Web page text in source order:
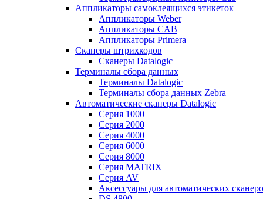
Аппликаторы самоклеящихся этикеток
Аппликаторы Weber
Аппликаторы CAB
Аппликаторы Primera
Сканеры штрихкодов
Сканеры Datalogic
Терминалы сбора данных
Терминалы Datalogic
Терминалы сбора данных Zebra
Автоматические сканеры Datalogic
Серия 1000
Серия 2000
Серия 4000
Серия 6000
Серия 8000
Серия MATRIX
Серия AV
Аксессуары для автоматических